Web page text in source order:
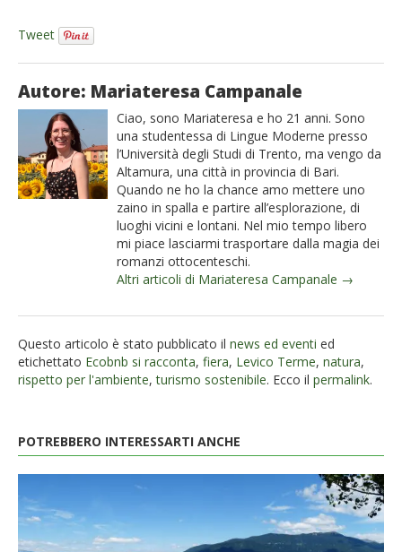
Tweet
Autore: Mariateresa Campanale
Ciao, sono Mariateresa e ho 21 anni. Sono
una studentessa di Lingue Moderne presso
l’Università degli Studi di Trento, ma vengo da
Altamura, una città in provincia di Bari.
Quando ne ho la chance amo mettere uno
zaino in spalla e partire all’esplorazione, di
luoghi vicini e lontani. Nel mio tempo libero
mi piace lasciarmi trasportare dalla magia dei
romanzi ottocenteschi.
Altri articoli di Mariateresa Campanale →
Questo articolo è stato pubblicato il news ed eventi ed
etichettato Ecobnb si racconta, fiera, Levico Terme, natura,
rispetto per l'ambiente,turismo sostenibile. Ecco il permalink.
POTREBBERO INTERESSARTI ANCHE